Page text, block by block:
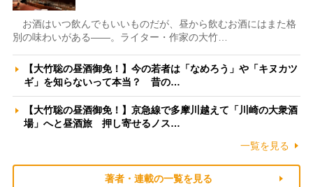
お酒はいつ飲んでもいいものだが、昼から飲むお酒にはまた格
別の味わいがある――。ライター・作家の大竹…
【大竹聡の昼酒御免！】今の若者は「なめろう」や「キヌカツ
ギ」を知らないって本当？ 昔の…
【大竹聡の昼酒御免！】京急線で多摩川越えて「川崎の大衆酒
場」へと昼酒旅 押し寄せるノス…
一覧を見る
著者・連載の一覧を見る